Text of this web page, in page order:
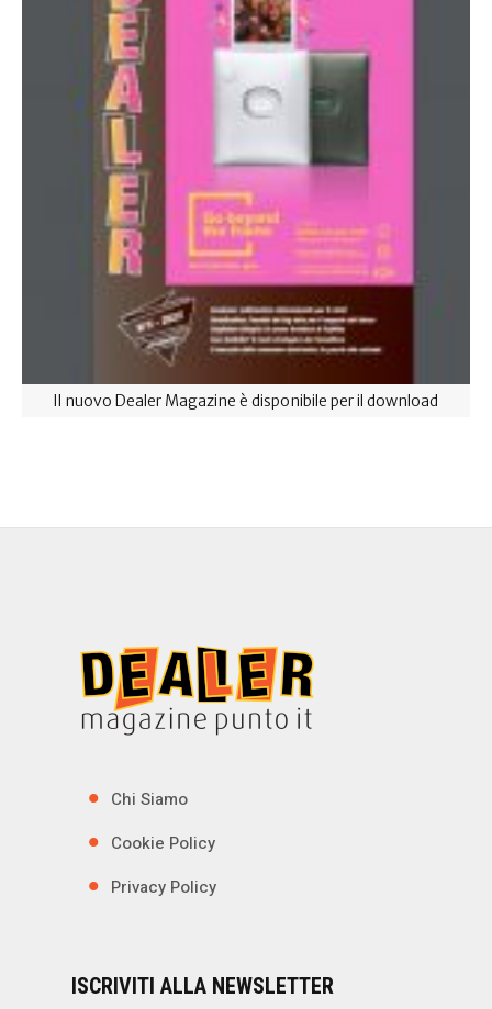
Il nuovo Dealer Magazine è disponibile per il download
Chi Siamo
Cookie Policy
Privacy Policy
ISCRIVITI ALLA NEWSLETTER